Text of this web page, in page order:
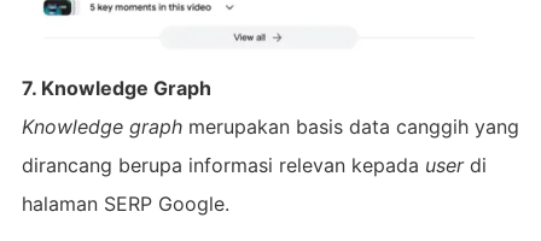
7. Knowledge Graph
Knowledge graphmerupakan basis data canggih yang
dirancang berupa informasi relevan kepada user di
halaman SERP Google.